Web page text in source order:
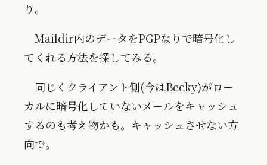
り。
Maildir内のデータをPGPなりで暗号化し
てくれる方法を探してみる。
同じくクライアント側(今はBecky)がロー
カルに暗号化していないメールをキャッシュ
するのも考え物かも。キャッシュさせない方
向で。